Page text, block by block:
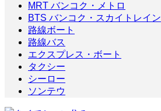
MRT バンコク・メトロ
BTS バンコク・スカイトレイン
路線ボート
路線バス
エクスプレス・ボート
タクシー
シーロー
ソンテウ